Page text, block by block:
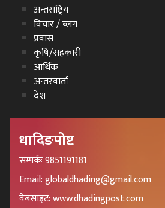
अन्तराष्ट्रिय
विचार / ब्लग
प्रवास
कृषि/सहकारी
आर्थिक
अन्तरवार्ता
देश
धादिङपोष्ट
सम्पर्कः 9851191181
Email: globaldhading@gmail.com
वेबसाइट: www.dhadingpost.com